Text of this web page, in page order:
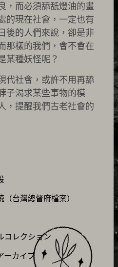
，而必須舔舐燈油的畫
的現在社會，一定也有
後的人們來說，卻是非
那樣的我們，會不會在
某種妖怪呢？
代社會，或許不用再舔
子渴求某些事物的模
，提醒我們古老社會的
台灣總督府檔案）
コレクション
ーカイブ